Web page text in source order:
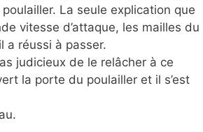
La seule explication que
vitesse d’attaque, les mailles du
a réussi à passer.
judicieux de le relâcher à ce
la porte du poulailler et il s’est